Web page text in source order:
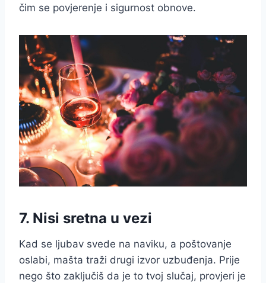
čim se povjerenje i sigurnost obnove.
7. Nisi sretna u vezi
Kad se ljubav svede na naviku, a poštovanje
oslabi, mašta traži drugi izvor uzbuđenja. Prije
nego što zaključiš da je to tvoj slučaj, provjeri je